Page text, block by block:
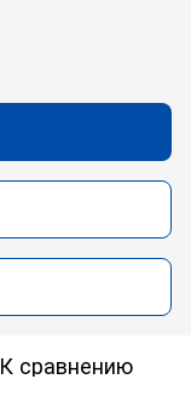
К сравнению